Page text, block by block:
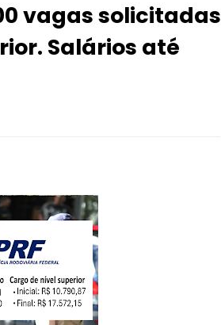
vagas solicitadas
Salários até